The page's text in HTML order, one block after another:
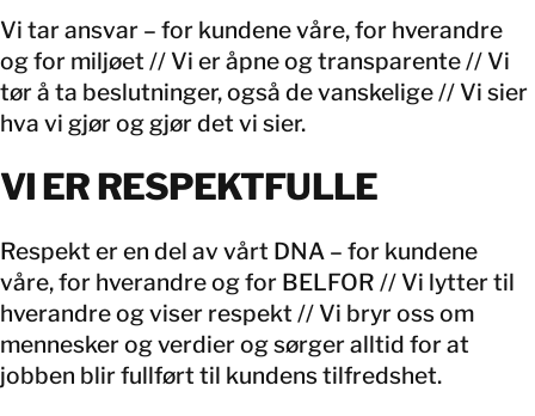
Vi tar ansvar – for kundene våre, for hverandre
og for miljøet // Vi er åpne og transparente // Vi
tør å ta beslutninger, også de vanskelige // Vi sier
hva vi gjør og gjør det vi sier.
VI ER RESPEKTFULLE
Respekt er en del av vårt DNA – for kundene
våre, for hverandre og for BELFOR // Vi lytter til
hverandre og viser respekt // Vi bryr oss om
mennesker og verdier og sørger alltid for at
jobben blir fullført til kundens tilfredshet.